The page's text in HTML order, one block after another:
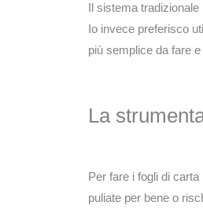
Il sistema
Io invece preferisco
più semplice da fare
La
Per fare i fogli di
puliate per bene o